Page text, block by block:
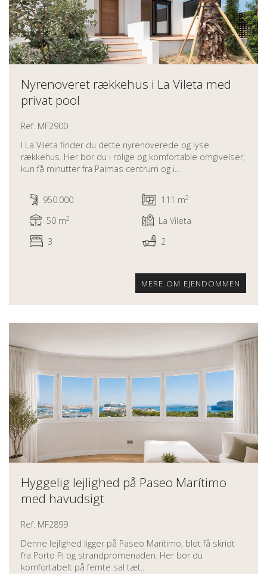
Nyrenoveret rækkehus i La Vileta med
privat pool
Ref. MF2900
I La Vileta finder du dette nyrenoverede og lyse
rækkehus. Her bor du i rolige og komfortable omgivelser,
kun få minutter fra Palmas centrum og i...
950.000 111 m2
50 m2
La Vileta
3
2
MERE OM EJENDOMMEN
Hyggelig lejlighed på Paseo Marítimo
med havudsigt
Ref. MF2899
Denne lejlighed ligger på Paseo Marítimo, blot få skridt
fra Porto Pi og strandpromenaden. Her bor du
komfortabelt på femte sal tæt...